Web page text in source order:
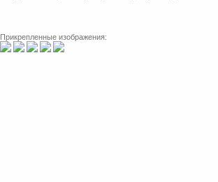
Прикрепленные изображения: